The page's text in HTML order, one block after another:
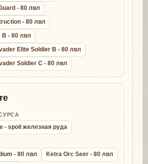
- 80 лвл
- 80 лвл
B - 80 лвл
Elite Soldier B - 80 лвл
Soldier C - 80 лвл
- spoil железная руда
- 80 лвл
Ketra Orc Seer - 80 лвл